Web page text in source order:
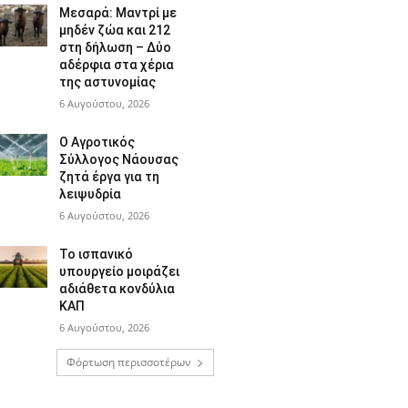
Μεσαρά: Μαντρί με
μηδέν ζώα και 212
στη δήλωση – Δύο
αδέρφια στα χέρια
της αστυνομίας
6 Αυγούστου, 2026
Ο Αγροτικός
Σύλλογος Νάουσας
ζητά έργα για τη
λειψυδρία
6 Αυγούστου, 2026
Το ισπανικό
υπουργείο μοιράζει
αδιάθετα κονδύλια
ΚΑΠ
6 Αυγούστου, 2026
Φόρτωση περισσοτέρων